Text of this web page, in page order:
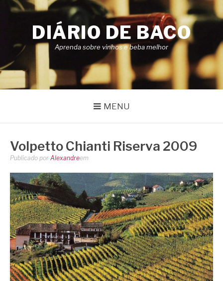
Pular
DIÁRIO DE BACO
Aprenda sobre vinhos e beba melhor
MENU
Volpetto Chianti Riserva 2009
Publicado por Alexandreem